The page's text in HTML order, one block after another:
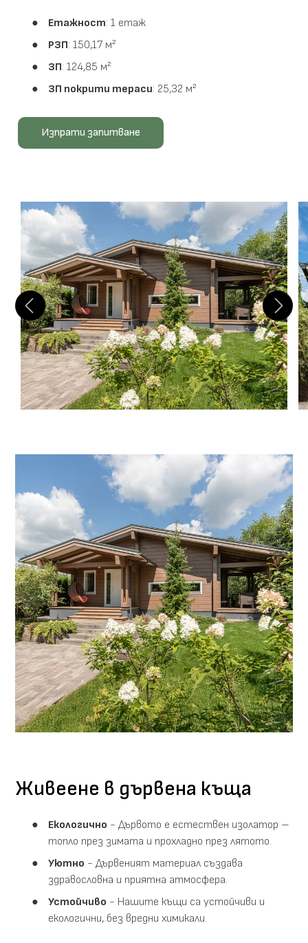
Етажност: 1 етаж
РЗП: 150,17 м²
ЗП: 124,85 м²
ЗП покрити тераси: 25,32 м²
Изпрати запитване
Живеене в дървена къща
Екологично - Дървото е естествен изолатор –
топло през зимата и прохладно през лятото.
Уютно - Дървеният материал създава
здравословна и приятна атмосфера.
Устойчиво - Нашите къщи са устойчиви и
екологични, без вредни химикали.